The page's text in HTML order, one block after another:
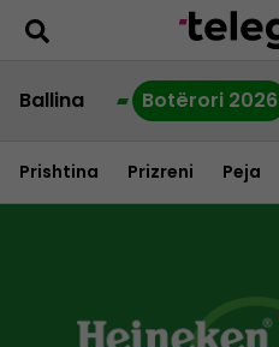
Ballina Botërori 2026
Prishtina Prizreni Peja